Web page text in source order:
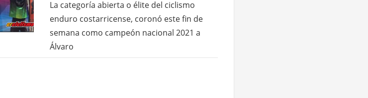
La categoría abierta o élite del ciclismo
enduro costarricense, coronó este fin de
semana como campeón nacional 2021 a
Álvaro